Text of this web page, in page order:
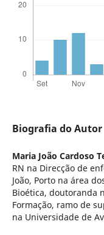
Biografia do Autor
Maria João Cardoso
RN na Direcção de
João, Porto na área
Bioética, doutoranda
Formação, ramo de
na Universidade de